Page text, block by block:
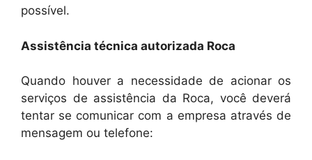
possível.
Assistência técnica autorizada Roca
Quando houver a necessidade de acionar os
serviços de assistência da Roca, você deverá
tentar se comunicar com a empresa através de
mensagem ou telefone: